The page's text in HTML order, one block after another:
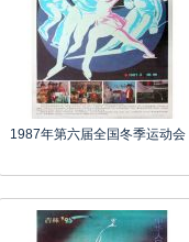
1987年第六届全国冬季运动会